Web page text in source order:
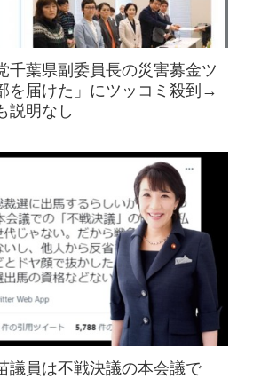
千葉県副委員長の災害募金ツ
を届けた」にツッコミ殺到→
説明なし
議員は不戦決議の本会議で